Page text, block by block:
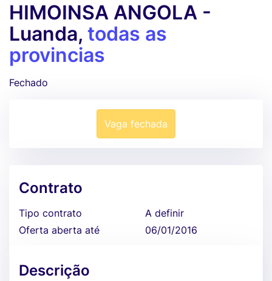
HIMOINSA ANGOLA -
Luanda, todas as
provincias
Fechado
Vaga fechada
Contrato
Tipo contrato
A definir
Oferta aberta até
06/01/2016
Descrição